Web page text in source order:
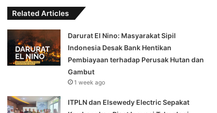
Related Articles
Darurat El Nino: Masyarakat Sipil
Indonesia Desak Bank Hentikan
Pembiayaan terhadap Perusak Hutan dan
Gambut
1 week ago
ITPLN dan Elsewedy Electric Sepakat